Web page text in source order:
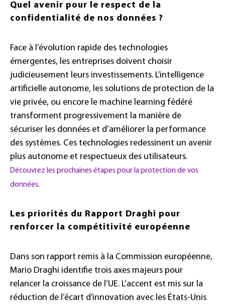
Quel avenir pour le respect de la
confidentialité de nos données ?
Face à l’évolution rapide des technologies
émergentes, les entreprises doivent choisir
judicieusement leurs investissements. L’intelligence
artificielle autonome, les solutions de protection de la
vie privée, ou encore le machine learning fédéré
transforment progressivement la manière de
sécuriser les données et d’améliorer la performance
des systèmes. Ces technologies redessinent un avenir
plus autonome et respectueux des utilisateurs.
Découvrez les prochaines étapes pour la protection de vos
données.
Les priorités du Rapport Draghi pour
renforcer la compétitivité européenne
Dans son rapport remis à la Commission européenne,
Mario Draghi identifie trois axes majeurs pour
relancer la croissance de l’UE. L’accent est mis sur la
réduction de l’écart d’innovation avec les États-Unis